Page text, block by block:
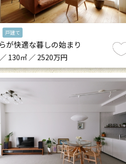
戸建て
が快適な暮しの始まり
130㎡ ／ 2520万円